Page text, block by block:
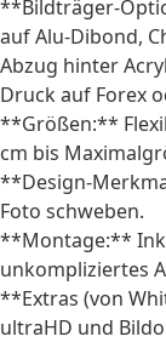
**Bildträger-
auf Alu-Dibond,
Abzug hinter
Druck auf Forex
**Größen:**
cm bis
**Design-
Foto schweben.
**Montage:**
unkompliziertes
**Extras (von
ultraHD und